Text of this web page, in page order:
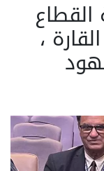
القطاع
،